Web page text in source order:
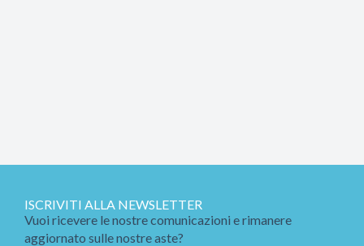
ISCRIVITI ALLA NEWSLETTER
Vuoi ricevere le nostre comunicazioni e rimanere
aggiornato sulle nostre aste?